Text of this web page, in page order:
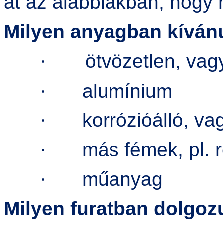
Milyen anyagban
·
ötvözetlen,
·
alumínium
·
korrózióálló,
·
más fémek, pl.
·
műanyag
Milyen furatban